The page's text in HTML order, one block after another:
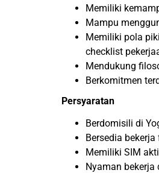
Memiliki
Mampu
Memiliki pola
checklist
Mendukung
Berkomitmen
Persyaratan
Berdomisili di
Bersedia
Memiliki SIM
Nyaman